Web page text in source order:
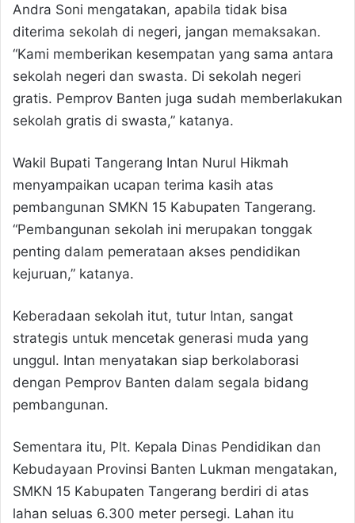
Andra Soni mengatakan, apabila tidak bisa
diterima sekolah di negeri, jangan memaksakan.
“Kami memberikan kesempatan yang sama antara
sekolah negeri dan swasta. Di sekolah negeri
gratis. Pemprov Banten juga sudah memberlakukan
sekolah gratis di swasta,” katanya.
Wakil Bupati Tangerang Intan Nurul Hikmah
menyampaikan ucapan terima kasih atas
pembangunan SMKN 15 Kabupaten Tangerang.
“Pembangunan sekolah ini merupakan tonggak
penting dalam pemerataan akses pendidikan
kejuruan,” katanya.
Keberadaan sekolah itut, tutur Intan, sangat
strategis untuk mencetak generasi muda yang
unggul. Intan menyatakan siap berkolaborasi
dengan Pemprov Banten dalam segala bidang
pembangunan.
Sementara itu, Plt. Kepala Dinas Pendidikan dan
Kebudayaan Provinsi Banten Lukman mengatakan,
SMKN 15 Kabupaten Tangerang berdiri di atas
lahan seluas 6.300 meter persegi. Lahan itu